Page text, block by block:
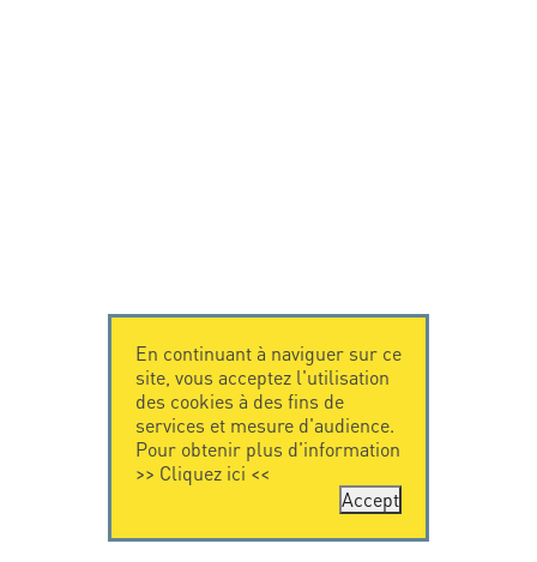
En continuant à naviguer sur ce
site, vous acceptez l'utilisation
des cookies à des fins de
services et mesure d'audience.
Pour obtenir plus d'information
>> Cliquez ici <<
Accept